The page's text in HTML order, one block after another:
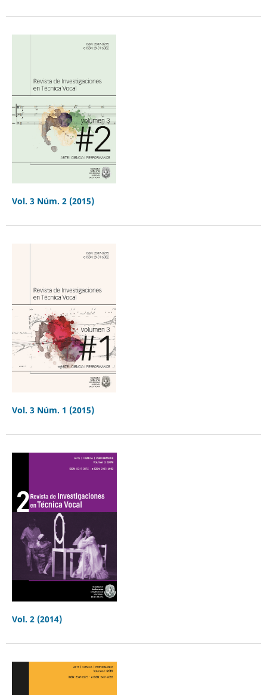
Vol. 3 Núm. 2 (2015)
Vol. 3 Núm. 1 (2015)
Vol. 2 (2014)